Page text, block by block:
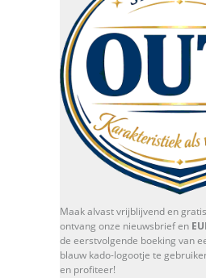
Maak alvast vrijblijvend en
ontvang onze nieuwsbrief en
de eerstvolgende boeking van
blauw kado-logootje te
en profiteer!